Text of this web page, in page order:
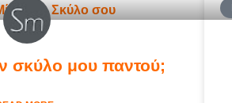
σκύλο μου παντού;